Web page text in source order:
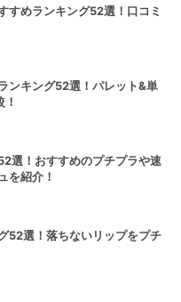
すめランキング52選！口コミ
ンキング52選！パレット&単
選！おすすめのプチプラや速
を紹介！
52選！落ちないリップをプチ